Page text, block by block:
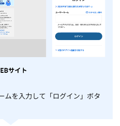
ムを入力して「ログイン」ボタ